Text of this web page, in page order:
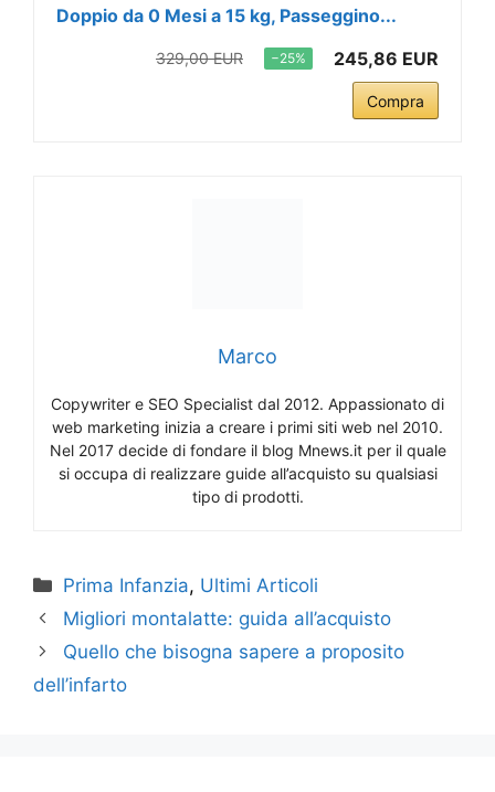
Doppio da 0 Mesi a 15 kg, Passeggino...
329,00 EUR −25% 245,86 EUR
Compra
Marco
Copywriter e SEO Specialist dal 2012. Appassionato di
web marketing inizia a creare i primi siti web nel 2010.
Nel 2017 decide di fondare il blog Mnews.it per il quale
si occupa di realizzare guide all’acquisto su qualsiasi
tipo di prodotti.
Categorie
Prima Infanzia, Ultimi Articoli
Migliori montalatte: guida all’acquisto
Quello che bisogna sapere a proposito
dell’infarto